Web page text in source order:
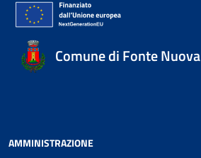
Comune di Fonte Nuova
AMMINISTRAZIONE